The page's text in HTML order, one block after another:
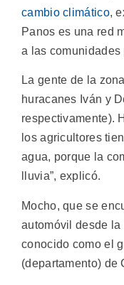
cambio climático,
Panos es una red
a las comunidades
La gente de la
huracanes Iván y
respectivamente).
los agricultores
agua, porque la
lluvia”, explicó.
Mocho, que se
automóvil desde
conocido como el
(departamento) de